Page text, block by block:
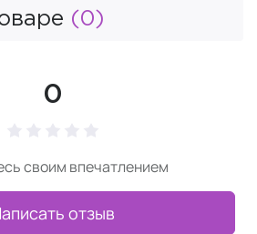
(0)
0
своим впечатлением
отзыв